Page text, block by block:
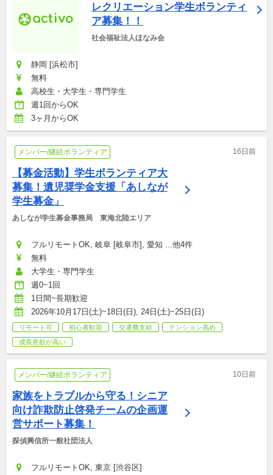
レクリエーション学生ボランティ
ア募集！！
社会福祉法人ほなみ会
静岡 [浜松市]
無料
高校生・大学生・専門学生
週1回からOK
3ヶ月からOK
メンバー/継続ボランティア 16日前
【募金活動】学生ボランティア大
募集！遺児奨学金支援「あしなが
学生募金」
あしなが学生募金事務局　東海北陸エリア
フルリモートOK, 岐阜 [岐阜市], 愛知 ...他4件
無料
大学生・専門学生
週0~1回
1日間~長期歓迎
2026年10月17日(土)~18日(日), 24日(土)~25日(日)
リモート可 初心者歓迎 交通費支給
テンション高め
成長意欲が高い
メンバー/継続ボランティア 10日前
家族をトラブルから守る！シニア
向け詐欺防止啓発チームの企画運
営サポート募集！
探偵興信所一般社団法人
フルリモートOK, 東京 [渋谷区]